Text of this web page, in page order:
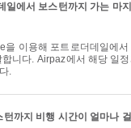
일에서 보스턴까지 가는 마
니다. Airpaz에서 해당 일
.
턴까지 비행 시간이 얼마나